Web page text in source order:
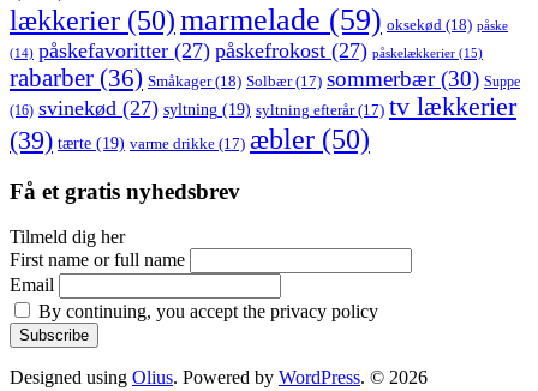
lækkerier (50)marmelade (59) oksekød (18) påske
(14) påskefavoritter (27) påskefrokost (27) påskelækkerier (15)
rabarber (36) Småkager(18) Solbær(17) sommerbær(30) Suppe
(16) svinekød (27) syltning (19) syltning efterår(17) tv lækkerier
(39) tærte (19) varme drikke (17) æbler (50)
Få et gratis nyhedsbrev
Tilmeld dig her
First name or full name
Email
By continuing, you accept the privacy policy
Designed using Olius. Powered by WordPress. © 2026